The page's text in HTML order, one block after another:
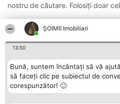
ȘOIMII Imobiliari
13:50
Bună, suntem încântați să vă
să faceți clic pe subiectul de
corespunzător! 🙂
nostru de căutare. Folosiți doar